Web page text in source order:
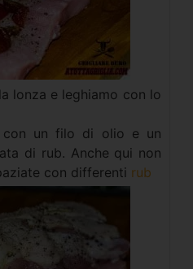
lonza e leghiamo con lo
con un filo di olio e un
di rub. Anche qui non
con differenti rub